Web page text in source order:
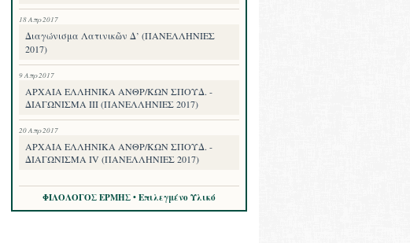
18 Απρ 2017
Διαγώνισμα Λατινικῶν Δ’ (ΠΑΝΕΛΛΗΝΙΕΣ
2017)
9 Απρ 2017
ΑΡΧΑΙΑ ΕΛΛΗΝΙΚΑ ΑΝΘΡ/ΚΩΝ ΣΠΟΥΔ. -
ΔΙΑΓΩΝΙΣΜΑ III (ΠΑΝΕΛΛΗΝΙΕΣ 2017)
20 Απρ 2017
ΑΡΧΑΙΑ ΕΛΛΗΝΙΚΑ ΑΝΘΡ/ΚΩΝ ΣΠΟΥΔ. -
ΔΙΑΓΩΝΙΣΜΑ IV (ΠΑΝΕΛΛΗΝΙΕΣ 2017)
ΦΙΛΟΛΟΓΟΣ ΕΡΜΗΣ • Επιλεγμένο Υλικό